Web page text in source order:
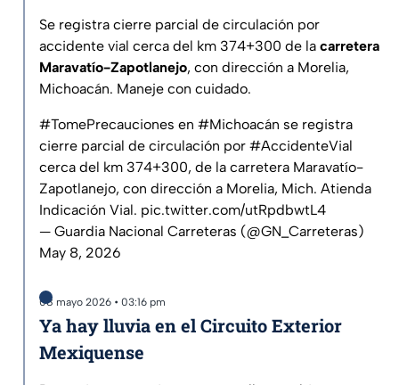
Se registra cierre parcial de circulación por
accidente vial cerca del km 374+300 de la carretera
Maravatío-Zapotlanejo, con dirección a Morelia,
Michoacán. Maneje con cuidado.
#TomePrecauciones en #Michoacán se registra
cierre parcial de circulación por #AccidenteVial
cerca del km 374+300, de la carretera Maravatío-
Zapotlanejo, con dirección a Morelia, Mich. Atienda
Indicación Vial. pic.twitter.com/utRpdbwtL4
— Guardia Nacional Carreteras (@GN_Carreteras)
May 8, 2026
08 mayo 2026 • 03:16 pm
Ya hay lluvia en el Circuito Exterior
Mexiquense